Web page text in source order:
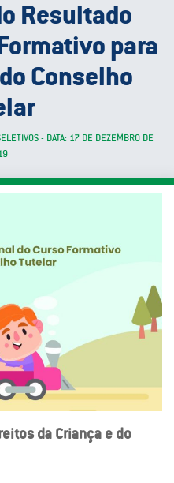
Resultado
para
Conselho
- DATA: 17 DE DEZEMBRO DE
da Criança e do